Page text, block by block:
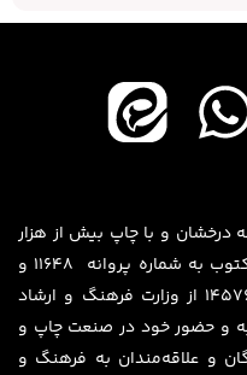
درخشان و با چاپ بیش از هزار
عنوان کتاب دارای مجوز رسمی نشر مکتوب به شماره پروانه ۱۱۶۴۸ و
مجوز نشر دیجیتال به شماره پروانه 14576 از وزارت فرهنگ و ارشاد
و حضور خود در صنعت چاپ و
و علاقه‌مندان به فرهنگ و